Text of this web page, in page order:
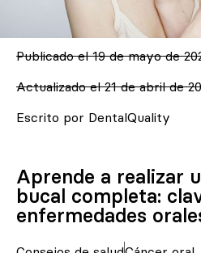
Publicado el 19 de mayo de
Actualizado el 21 de abril de
Escrito por DentalQuality
Aprende a realizar
bucal completa:
enfermedades